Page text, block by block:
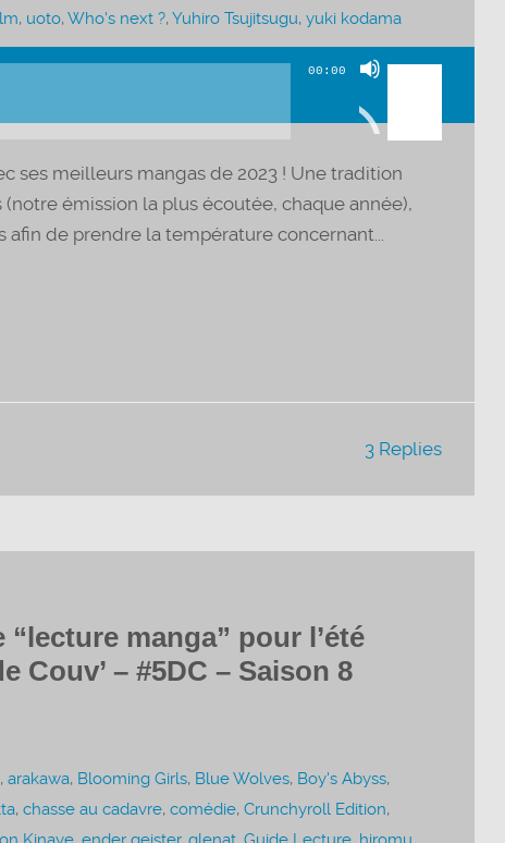
, uoto, Who's next ?, Yuhiro Tsujitsugu, yuki kodama
00:00
Utilisez
flèches
pour
augmenter
ses meilleurs mangas de 2023 ! Une tradition
émission la plus écoutée, chaque année),
afin de prendre la température concernant...
3 Replies
manga” pour l’été
Couv’ – #5DC – Saison 8
, arakawa, Blooming Girls, Blue Wolves, Boy's Abyss,
, chasse au cadavre, comédie, Crunchyroll Edition,